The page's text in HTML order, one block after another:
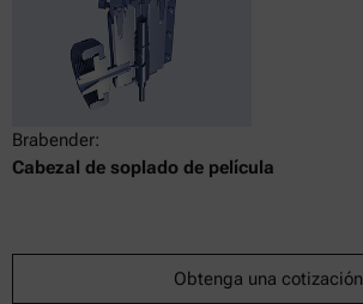
Brabender:
Cabezal de soplado de película
Obtenga una cotización